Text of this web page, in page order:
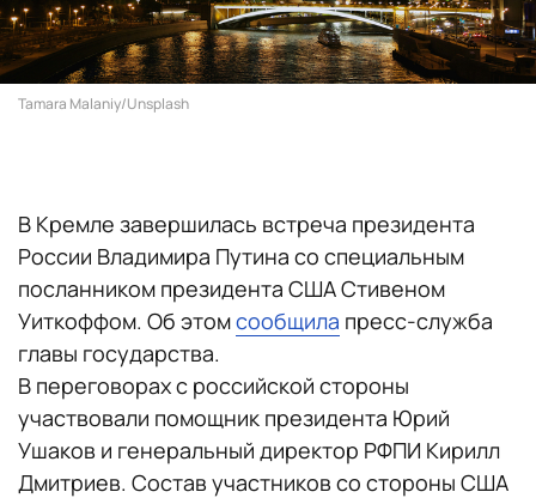
Tamara Malaniy/Unsplash
В Кремле завершилась встреча президента
России Владимира Путина со специальным
посланником президента США Стивеном
Уиткоффом. Об этомсообщила пресс-служба
главы государства.
В переговорах с российской стороны
участвовали помощник президента Юрий
Ушаков и генеральный директор РФПИ Кирилл
Дмитриев. Состав участников со стороны США